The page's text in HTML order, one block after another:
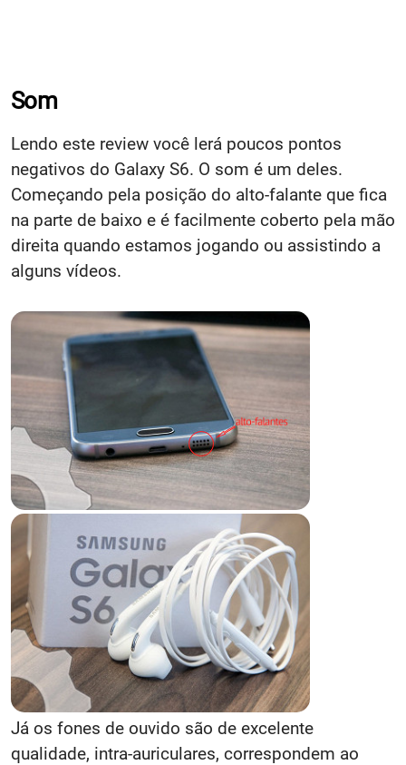
Som
Lendo este review você lerá poucos pontos
negativos do Galaxy S6. O som é um deles.
Começando pela posição do alto-falante que fica
na parte de baixo e é facilmente coberto pela mão
direita quando estamos jogando ou assistindo a
alguns vídeos.
Já os fones de ouvido são de excelente
qualidade, intra-auriculares, correspondem ao